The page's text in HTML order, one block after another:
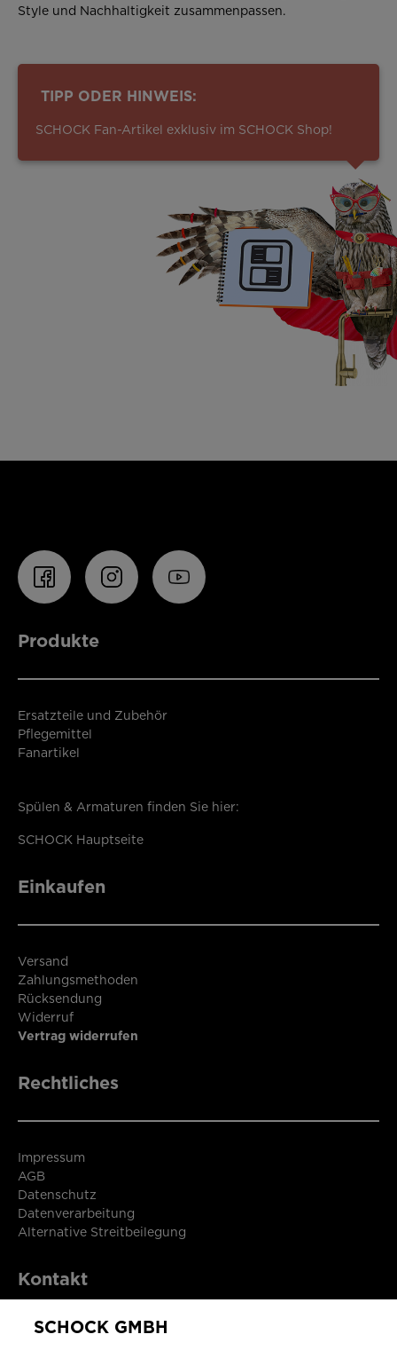
Style und Nachhaltigkeit zusammenpassen.
TIPP ODER HINWEIS:
SCHOCK Fan-Artikel exklusiv im SCHOCK Shop!
Produkte
Ersatzteile und Zubehör
Pflegemittel
Fanartikel
Spülen & Armaturen finden Sie hier:
SCHOCK Hauptseite
Einkaufen
Versand
Zahlungsmethoden
Rücksendung
Widerruf
Vertrag widerrufen
Rechtliches
Impressum
AGB
Datenschutz
Datenverarbeitung
Alternative Streitbeilegung
Kontakt
SCHOCK GMBH